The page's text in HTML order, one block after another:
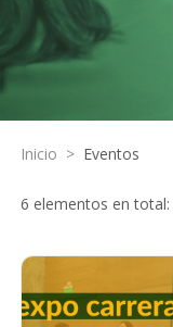
Inicio > Eventos
6 elementos en total: